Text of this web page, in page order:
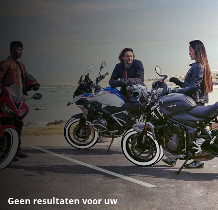
Geen resultaten voor uw